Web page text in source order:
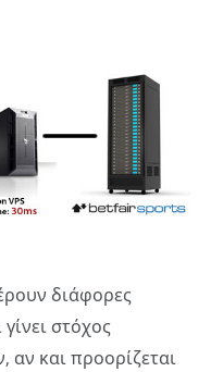
διάφορες
στόχος
και προορίζεται